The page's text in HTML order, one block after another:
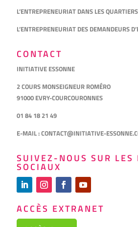
L’ENTREPRENEURIAT DANS LES
L’ENTREPRENEURIAT DES DEMANDEURS
CONTACT
INITIATIVE ESSONNE
2 COURS MONSEIGNEUR ROMÉRO
91000 EVRY-COURCOURONNES
01 84 18 21 49
E-MAIL :CONTACT@INITIATIVE-
SUIVEZ-NOUS SUR LES
SOCIAUX
ACCÈS EXTRANET